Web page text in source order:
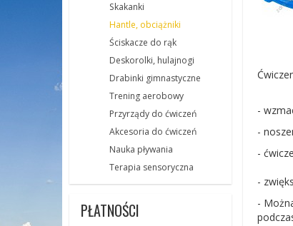
-
-
-
-
-
Skakanki
Hantle, obciążniki
Ściskacze do rąk
Deskorolki, hulajnogi
Drabinki gimnastyczne
Trening aerobowy
Przyrządy do ćwiczeń
Akcesoria do ćwiczeń
Nauka pływania
Terapia sensoryczna
PŁATNOŚCI